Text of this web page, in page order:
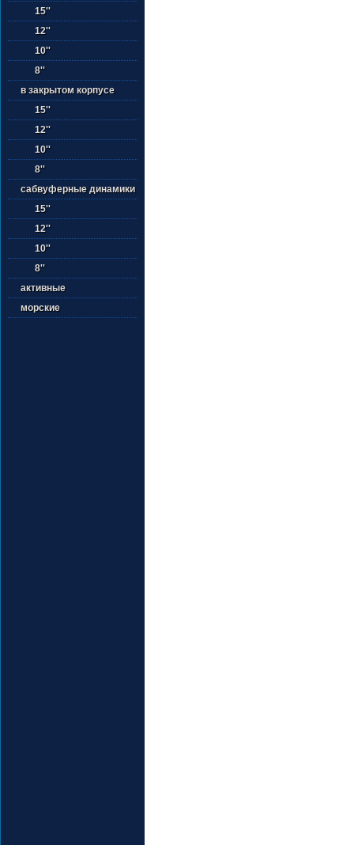
15''
12''
10''
8''
в закрытом корпусе
15''
12''
10''
8''
сабвуферные динамики
15''
12''
10''
8''
активные
морские